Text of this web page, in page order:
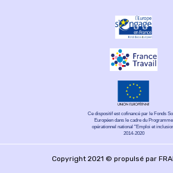
Ce dispositif est cofinancé par le Fonds
Européen dans le cadre du Programme
opérationnel national "Emploi et
2014-2020
Copyright 2021 © propulsé par